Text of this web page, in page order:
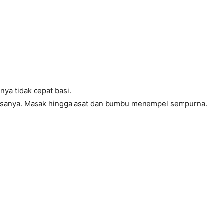
tidak cepat basi.
Masak hingga asat dan bumbu menempel sempurna.